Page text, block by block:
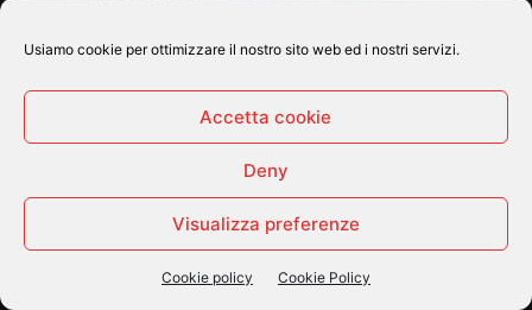
Usiamo cookie per ottimizzare il nostro sito web ed i nostri servizi.
Accetta cookie
Deny
Visualizza preferenze
Cookie policy Cookie Policy